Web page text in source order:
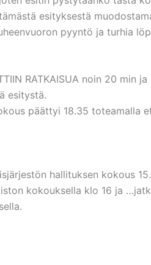
esityksestä
pyyntö ja turhia
RATKAISUA noin 20 min
esitystä.
päättyi 18.35 toteamalla
hallituksen kokous
kokouksella klo 16 ja